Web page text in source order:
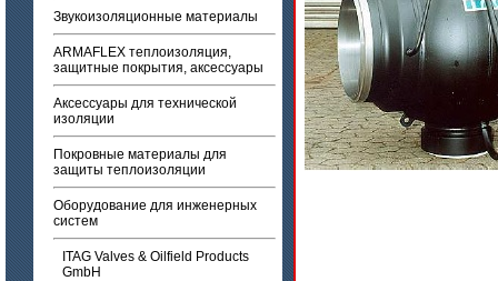
Звукоизоляционные материалы
ARMAFLEX теплоизоляция,
защитные покрытия, аксессуары
Аксессуары для технической
изоляции
Покровные материалы для
защиты теплоизоляции
Оборудование для инженерных
систем
ITAG Valves & Oilfield Products
GmbH